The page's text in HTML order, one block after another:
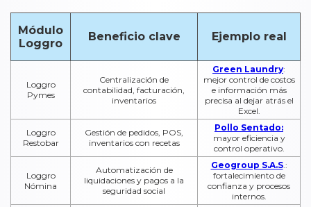
Módulo
Loggro
Beneficio clave Ejemplo real
Loggro
Pymes
Centralización de
contabilidad, facturación,
inventarios
Green Laundry:
mejor control de costos
e información más
precisa al dejar atrás el
Excel.
Loggro
Restobar
Gestión de pedidos, POS,
inventarios con recetas
Pollo Sentado:
mayor eficiencia y
control operativo.
Loggro
Nómina
Automatización de
liquidaciones y pagos a la
seguridad social
Geogroup S.A.S.:
fortalecimiento de
confianza y procesos
internos.